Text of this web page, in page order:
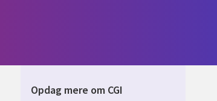
Opdag mere om CGI